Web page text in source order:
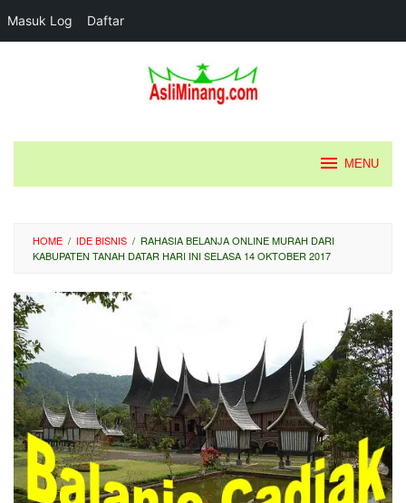
Masuk Log Daftar
MENU
HOME / IDE BISNIS / RAHASIA BELANJA ONLINE MURAH DARI
KABUPATEN TANAH DATAR HARI INI SELASA 14 OKTOBER 2017